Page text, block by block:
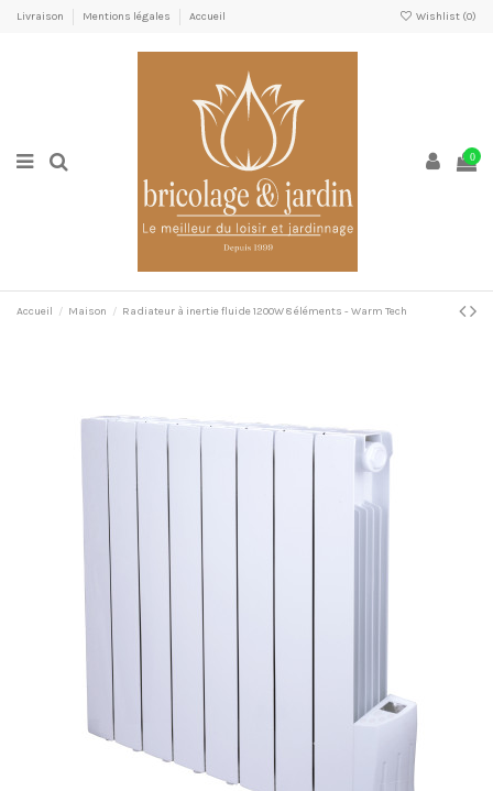
Livraison Mentions légales Accueil Wishlist (0)
0
Accueil Maison Radiateur à inertie fluide 1200W 8 éléments - Warm Tech